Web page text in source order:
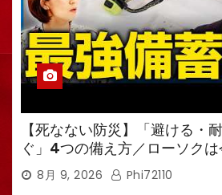
【死なない防災】「避ける・
ぐ」4つの備え方／ローソク
強備蓄食は「羊羹」／トイレ
も無意味
8月 9, 2026 Phi72110